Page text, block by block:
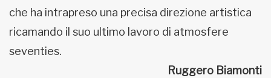
che ha intrapreso una precisa direzione artistica
ricamando il suo ultimo lavoro di atmosfere
seventies.
Ruggero Biamonti